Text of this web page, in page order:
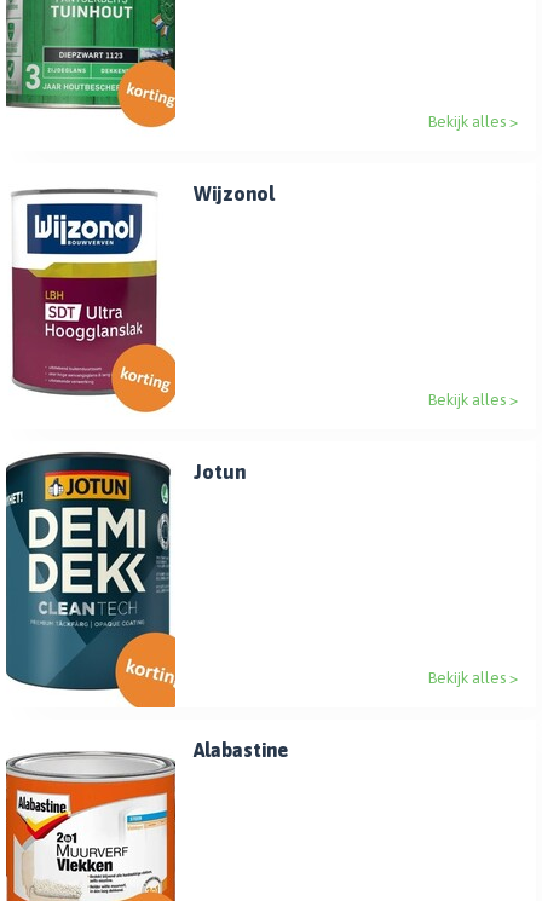
Bekijk alles >
Wijzonol
Bekijk alles >
Jotun
Bekijk alles >
Alabastine